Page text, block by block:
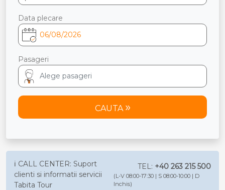
Data plecare
Pasageri
CAUTA
ℹ️ CALL CENTER: Suport
clienti si informatii servicii
Tabita Tour
TEL: +40 263 215 500
(L-V 08:00-17:30 | S 08:00-10:00 | D
Inchis)